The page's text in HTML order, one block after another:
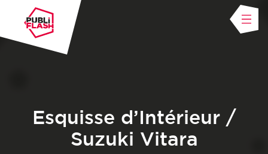
Esquisse d’Intérieur /
Suzuki Vitara